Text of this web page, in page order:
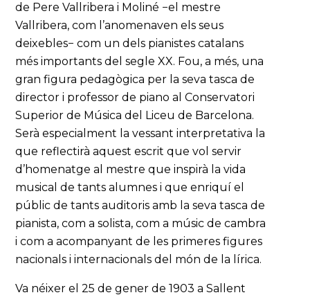
de Pere Vallribera i Moliné −el mestre
Vallribera, com l’anomenaven els seus
deixebles− com un dels pianistes catalans
més importants del segle XX. Fou, a més, una
gran figura pedagògica per la seva tasca de
director i professor de piano al Conservatori
Superior de Música del Liceu de Barcelona.
Serà especialment la vessant interpretativa la
que reflectirà aquest escrit que vol servir
d’homenatge al mestre que inspirà la vida
musical de tants alumnes i que enriquí el
públic de tants auditoris amb la seva tasca de
pianista, com a solista, com a músic de cambra
i com a acompanyant de les primeres figures
nacionals i internacionals del món de la lírica.
Va néixer el 25 de gener de 1903 a Sallent